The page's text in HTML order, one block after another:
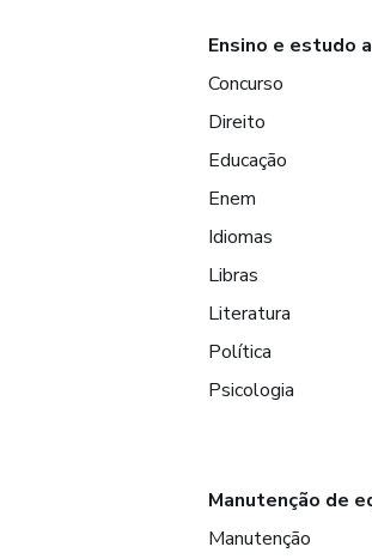
Ensino e estudo
Concurso
Direito
Educação
Enem
Idiomas
Libras
Literatura
Política
Psicologia
Manutenção de
Manutenção